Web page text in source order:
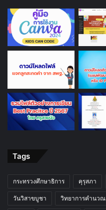
Tags
กระทรวงศึกษาธิการ คุรุสภา
วันวิสาขบูชา วิทยาการคำนวณ